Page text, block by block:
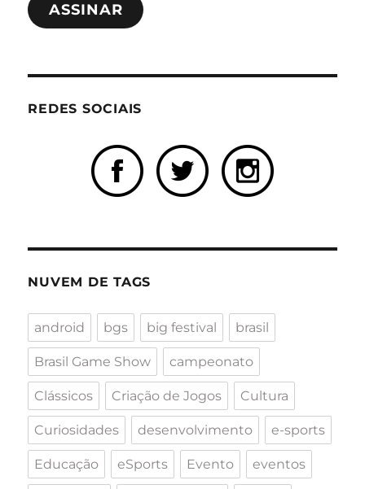
mailASSINAR
REDES SOCIAIS
NUVEM DE TAGS
android bgs big festival brasil
Brasil Game Show campeonato
Clássicos Criação de Jogos Cultura
Curiosidades desenvolvimento e-sports
Educação eSports Evento eventos